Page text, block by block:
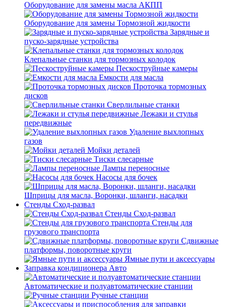
Оборудование для замены масла АКПП
Оборудование для замены Тормозной жидкости
Зарядные и
пуско-зарядные устройства
Клепальные станки для тормозных колодок
Пескоструйные камеры
Емкости для масла
Проточка тормозных
дисков
Сверлильные станки
Лежаки и стулья
передвижные
Удаление выхлопных
газов
Мойки деталей
Тиски слесарные
Лампы переносные
Насосы для бочек
Шприцы для масла, Воронки, шланги, насадки
Стенды Сход-развал
Стенды Сход-развал
Стенды для
грузового транспорта
Сдвижные
платформы, поворотные круги
Ямные пути и аксессуары
Заправка кондиционера Авто
Автоматические и полуавтоматические станции
Ручные станции